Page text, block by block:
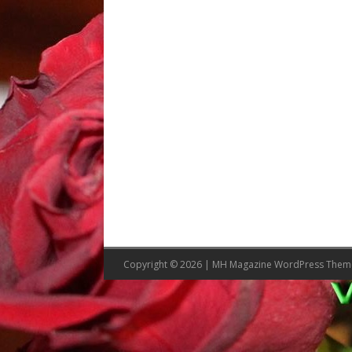
Copyright © 2026 | MH Magazine WordPress